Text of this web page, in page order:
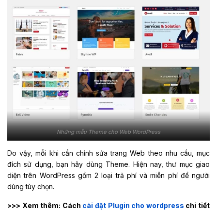
Những mẫu Theme cho Web WordPress
Do vậy, mỗi khi cần chỉnh sửa trang Web theo nhu cầu, mục
đích sử dụng, bạn hãy dùng Theme. Hiện nay, thư mục giao
diện trên WordPress gồm 2 loại trả phí và miễn phí để người
dùng tùy chọn.
>>> Xem thêm: Cách cài đặt Plugin cho wordpress chi tiết